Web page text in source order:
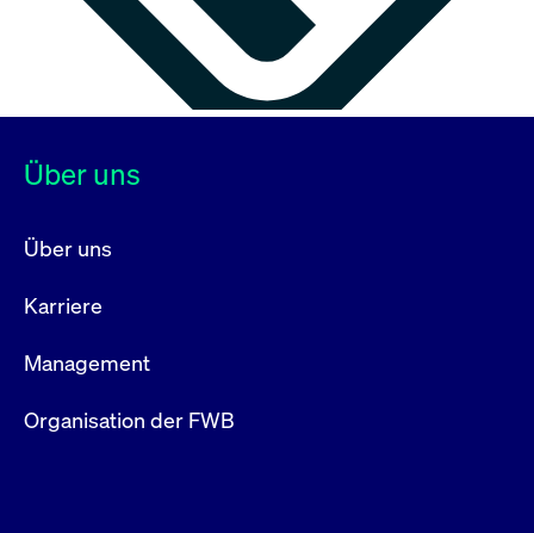
Über uns
Über uns
Karriere
Management
Organisation der FWB